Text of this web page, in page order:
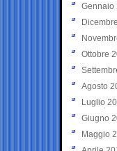
Gennaio
Ottobre
Agosto
Luglio
Giugno
Maggio